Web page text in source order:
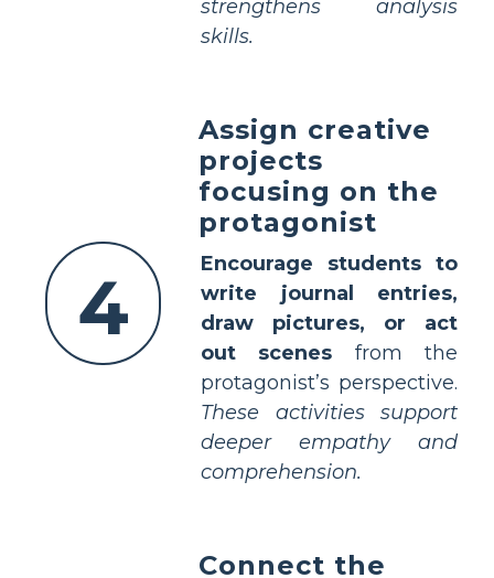
strengthens analysis
skills.
4
Assign creative
projects
focusing on the
protagonist
Encourage students to
write journal entries,
draw pictures, or act
out scenes from the
protagonist’s perspective.
These activities support
deeper empathy and
comprehension.
Connect the